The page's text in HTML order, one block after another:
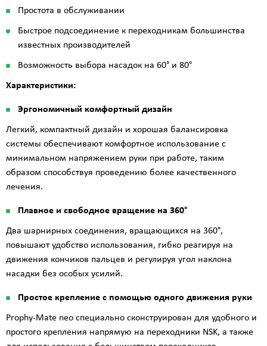
Простота в обслуживании
Быстрое подсоединение к переходникам большинства
известных производителей
Возможность выбора насадок на 60° и 80°
Характеристики:
Эргономичный комфортный дизайн
Легкий, компактный дизайн и хорошая балансировка
системы обеспечивают комфортное использование с
минимальном напряжением руки при работе, таким
образом способствуя проведению более качественного
лечения.
Плавное и свободное вращение на 360°
Два шарнирных соединения, вращающихся на 360°,
повышают удобство использования, гибко реагируя на
движения кончиков пальцев и регулируя угол наклона
насадки без особых усилий.
Простое крепление с помощью одного движения руки
Prophy-Mate neo специально сконструирован для удобного и
простого крепления напрямую на переходники NSK, а также